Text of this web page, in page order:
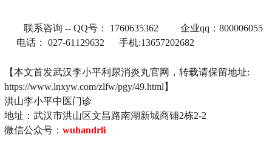
联系咨询 -- QQ号： 1760635362 企业qq：800006055
电话： 027-61129632 手机:13657202682
【本文首发武汉李小平利尿消炎丸官网，转载请保留地址:
https://www.lnxyw.com/zlfw/pgy/49.html】
洪山李小平中医门诊
地址：武汉市洪山区文昌路南湖新城商铺2栋2-2
微信公众号： wuhandrli